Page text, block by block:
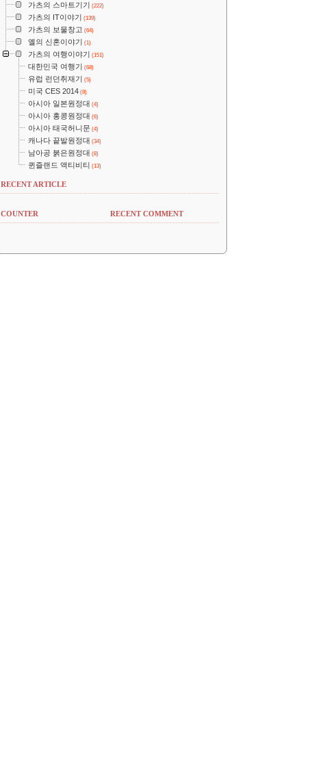
가츠의 스마트기기 (222)
가츠의 IT이야기 (139)
가츠의 보물창고 (64)
옐의 신혼이야기 (1)
가츠의 여행이야기 (151)
대한민국 여행기 (68)
유럽 런던취재기 (5)
미국 CES 2014 (8)
아시아 일본원정대 (4)
아시아 홍콩원정대 (6)
아시아 태국허니문 (4)
캐나다 끝발원정대 (34)
남아공 붉은원정대 (8)
퀸즐랜드 액티비티 (13)
RECENT ARTICLE
COUNTER RECENT COMMENT